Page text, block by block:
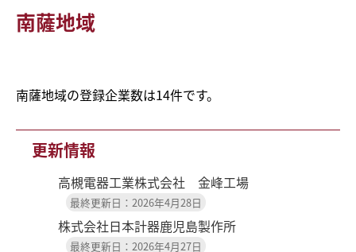
南薩地域
南薩地域の登録企業数は14件です。
更新情報
高槻電器工業株式会社 金峰工場
最終更新日：2026年4月28日
株式会社日本計器鹿児島製作所
最終更新日：2026年4月27日